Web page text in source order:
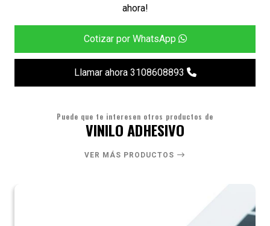
ahora!
Cotizar por WhatsApp
Llamar ahora 3108608893
Puede que te interesen otros productos de
VINILO ADHESIVO
VER MÁS PRODUCTOS